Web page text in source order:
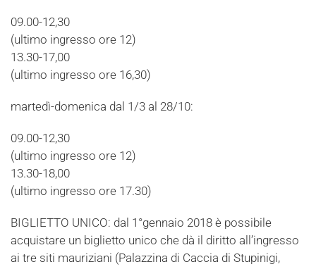
09.00-12,30
(ultimo ingresso ore 12)
13.30-17,00
(ultimo ingresso ore 16,30)
martedì-domenica dal 1/3 al 28/10:
09.00-12,30
(ultimo ingresso ore 12)
13.30-18,00
(ultimo ingresso ore 17.30)
BIGLIETTO UNICO: dal 1°gennaio 2018 è possibile
acquistare un biglietto unico che dà il diritto all’ingresso
ai tre siti mauriziani (Palazzina di Caccia di Stupinigi,